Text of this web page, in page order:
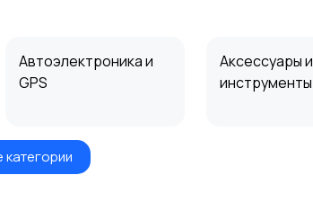
Автоэлектроника и
GPS
Аксессуары и
инструменты
Другие запчасти
категории